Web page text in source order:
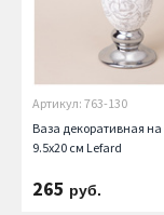
Артикул: 763-130
Ваза декоративная
9.5х20 см Lefard
265 руб.